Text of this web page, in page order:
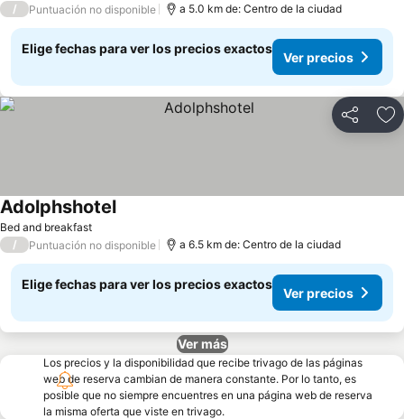
/ Puntuación no disponible a 5.0 km de: Centro de la ciudad
Elige fechas para ver los precios exactos
Ver precios
Compartir
Bed and breakfast
AdolphshotelVer precios
/ Puntuación no disponible a 6.5 km de: Centro de la ciudad
Elige fechas para ver los precios exactos
Ver precios
Ver más
Los precios y la disponibilidad que recibe trivago de las páginas
web de reserva cambian de manera constante. Por lo tanto, es
posible que no siempre encuentres en una página web de reserva
la misma oferta que viste en trivago.